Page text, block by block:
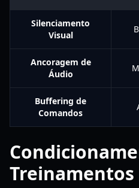
Silenciamento
Visual
Ancoragem de
Áudio
Buffering de
Comandos
Treinamentos